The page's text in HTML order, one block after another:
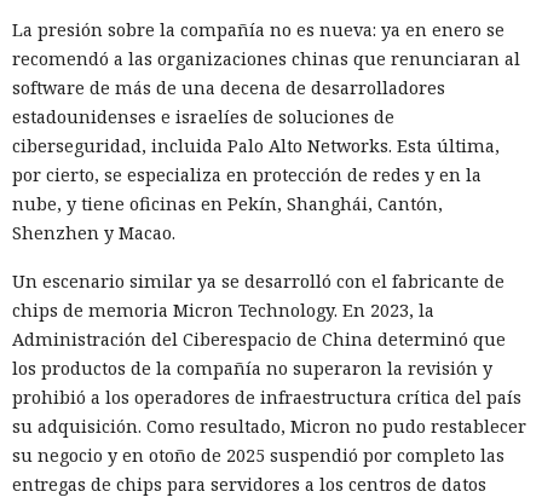
La presión sobre la compañía no es nueva: ya en enero se
recomendó a las organizaciones chinas que renunciaran al
software de más de una decena de desarrolladores
estadounidenses e israelíes de soluciones de
ciberseguridad, incluida Palo Alto Networks. Esta última,
por cierto, se especializa en protección de redes y en la
nube, y tiene oficinas en Pekín, Shanghái, Cantón,
Shenzhen y Macao.
Un escenario similar ya se desarrolló con el fabricante de
chips de memoria Micron Technology. En 2023, la
Administración del Ciberespacio de China determinó que
los productos de la compañía no superaron la revisión y
prohibió a los operadores de infraestructura crítica del país
su adquisición. Como resultado, Micron no pudo restablecer
su negocio y en otoño de 2025 suspendió por completo las
entregas de chips para servidores a los centros de datos